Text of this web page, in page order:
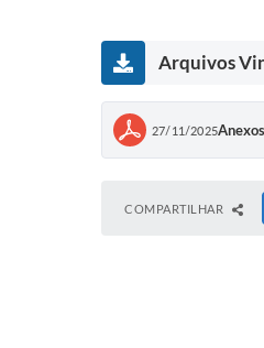
Arquivos
27/11/2025
COMPARTILHAR